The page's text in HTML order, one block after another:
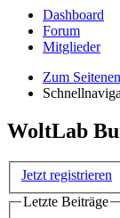
Dashboard
Forum
Mitglieder
Zum
WoltLab
Jetzt registrieren
Letzte Beiträge